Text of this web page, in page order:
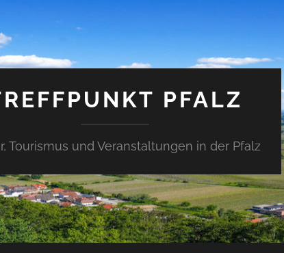
PFALZ
Tourismus und Veranstaltungen in der Pfalz